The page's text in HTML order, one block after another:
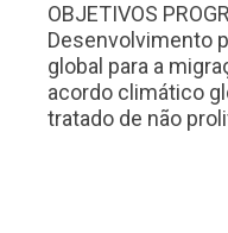
OBJETIVOS
Desenvolvimento
global para a
acordo climático
tratado de não